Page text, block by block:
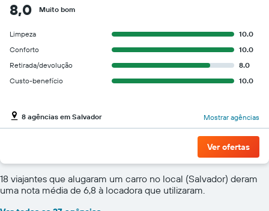
8,0 Muito bom
Limpeza
10.0
Conforto
10.0
Retirada/devolução
8.0
Custo-benefício
10.0
8 agências em Salvador Mostrar agências
Ver ofertas
18 viajantes que alugaram um carro no local (Salvador) deram
uma nota média de 6,8 à locadora que utilizaram.